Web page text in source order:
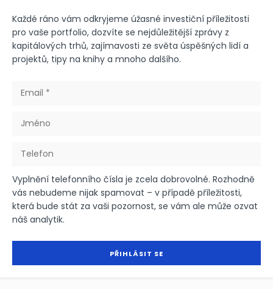
Každé ráno vám odkryjeme úžasné investiční příležitosti
pro vaše portfolio, dozvíte se nejdůležitější zprávy z
kapitálových trhů, zajímavosti ze světa úspěšných lidí a
projektů, tipy na knihy a mnoho dalšího.
Vyplnění telefonního čísla je zcela dobrovolné. Rozhodně
vás nebudeme nijak spamovat – v případě příležitosti,
která bude stát za vaši pozornost, se vám ale může ozvat
náš analytik.